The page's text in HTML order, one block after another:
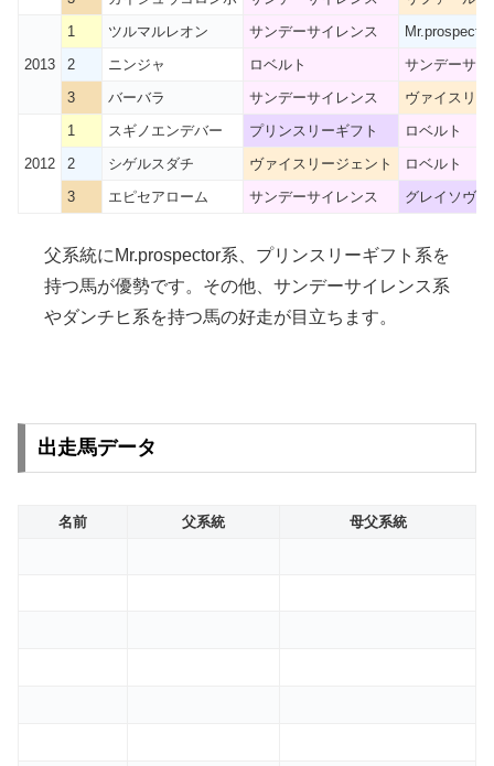
2013
1 ツルマルレオン サンデーサイレンス
Mr.prospector
2
ニンジャ ロベルト
サンデーサイ
3
バーバラ サンデーサイレンス ヴァイスリ
2012
1 スギノエンデバー プリンスリーギフト
ロベルト
2
シゲルスダチ ヴァイスリージェント
ロベルト
3
エピセアローム サンデーサイレンス グレイソヴリ
父系統にMr.prospector系、プリンスリーギフト系を
持つ馬が優勢です。その他、サンデーサイレンス系
やダンチヒ系を持つ馬の好走が目立ちます。
出走馬データ
名前 父系統 母父系統